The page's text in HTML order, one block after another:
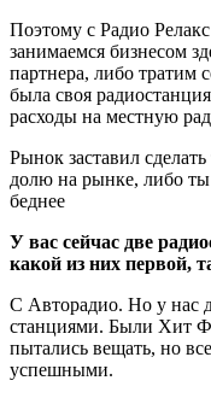
Поэтому с Радио
занимаемся бизнесом
партнера, либо тратим
была своя
расходы на местную
Рынок заставил
долю на рынке, либо ты
беднее
У вас сейчас две
какой из них первой,
С Авторадио. Но у нас
станциями. Были Хит
пытались вещать, но
успешными.